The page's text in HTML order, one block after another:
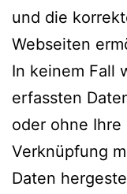
und die
Webseiten
In keinem Fall
erfassten
oder ohne
Verknüpfung
Daten